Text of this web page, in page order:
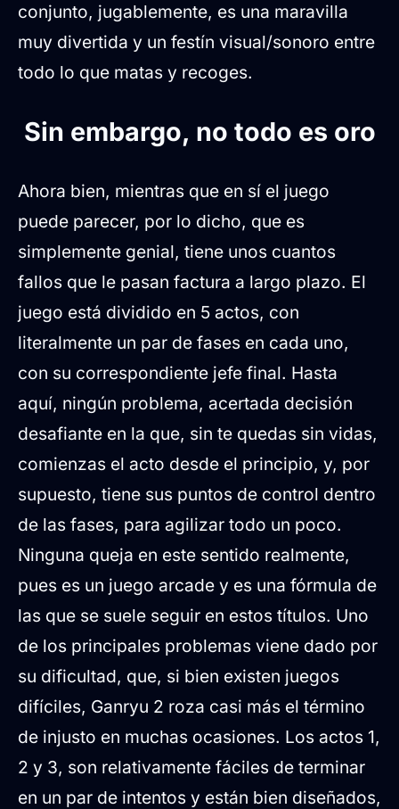
conjunto, jugablemente, es una maravilla
muy divertida y un festín visual/sonoro entre
todo lo que matas y recoges.
Sin embargo, no todo es oro
Ahora bien, mientras que en sí el juego
puede parecer, por lo dicho, que es
simplemente genial, tiene unos cuantos
fallos que le pasan factura a largo plazo. El
juego está dividido en 5 actos, con
literalmente un par de fases en cada uno,
con su correspondiente jefe final. Hasta
aquí, ningún problema, acertada decisión
desafiante en la que, sin te quedas sin vidas,
comienzas el acto desde el principio, y, por
supuesto, tiene sus puntos de control dentro
de las fases, para agilizar todo un poco.
Ninguna queja en este sentido realmente,
pues es un juego arcade y es una fórmula de
las que se suele seguir en estos títulos. Uno
de los principales problemas viene dado por
su dificultad, que, si bien existen juegos
difíciles, Ganryu 2 roza casi más el término
de injusto en muchas ocasiones. Los actos 1,
2 y 3, son relativamente fáciles de terminar
en un par de intentos y están bien diseñados,